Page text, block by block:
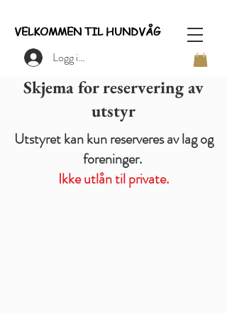
VELKOMMEN TIL HUNDVÅG
Logg inn
Skjema for reservering av
utstyr
Utstyret kan kun reserveres av lag og
foreninger.
Ikke utlån til private.